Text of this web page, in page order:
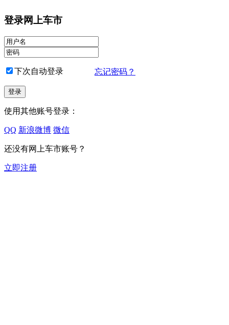
登录网上车市
下次自动登录 忘记密码？
使用其他账号登录：
QQ 新浪微博 微信
还没有网上车市账号？
立即注册